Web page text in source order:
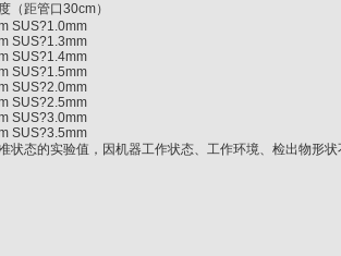
（距管口30cm）
SUS?1.0mm
SUS?1.3mm
SUS?1.4mm
SUS?1.5mm
SUS?2.0mm
SUS?2.5mm
SUS?3.0mm
SUS?3.5mm
状态的实验值，因机器工作状态、工作环境、检出物形状